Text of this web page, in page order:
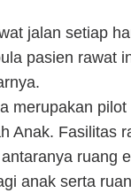
jalan setiap
pasien rawat
merupakan
Anak. Fasilitas
ruang
anak serta